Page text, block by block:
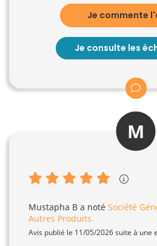
Je commente
Je consulte les
M
Mustapha B a noté Société
Autres Produits
Avis publié le 11/05/2026 suite à une